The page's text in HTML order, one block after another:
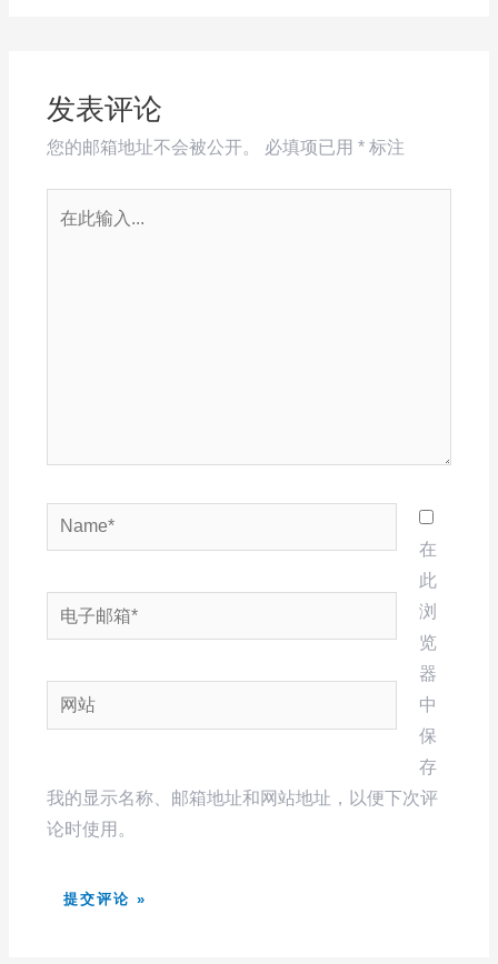
发表评论
您的邮箱地址不会被公开。 必填项已用 *标注
Name*
电
子
箱
*
网
站
在
此
浏
览
器
中
保
存
我的显示名称、邮箱地址和网站地址，以便下次评
论时使用。